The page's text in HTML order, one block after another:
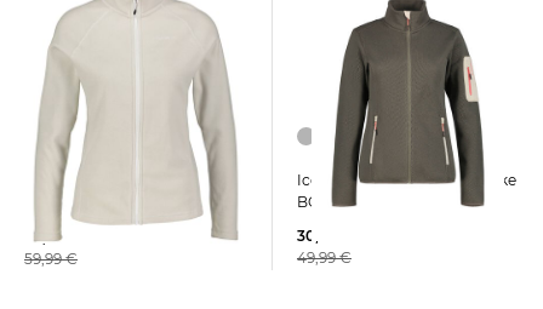
Icepeak | Damen Fleecejacke
PUTEAUX
34,99 €
59,99 €
Icepeak | Damen Fleecejacke
BOWERSVILLE
30,00 €
49,99 €